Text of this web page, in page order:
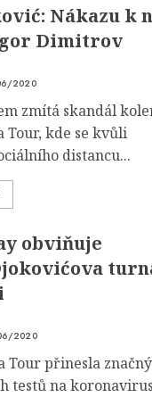
Nákazu k
Dimitrov
2020
zmítá skandál
Tour, kde se kvůli
distancu...
obviňuje
2020
Tour přinesla značný
testů na